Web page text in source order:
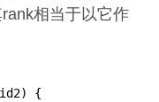
相当于以它作
{